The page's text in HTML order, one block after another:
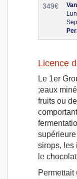
349€
Licence
Le 1er
;eaux
fruits ou
sirops, les
le